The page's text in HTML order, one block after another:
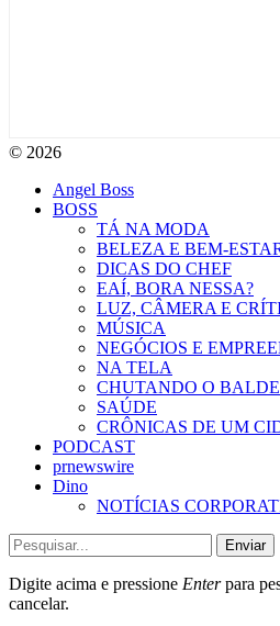
© 2026
Angel Boss
BOSS
TÁ NA MODA
BELEZA E BEM-
DICAS DO CHEF
EAÍ, BORA NESSA?
LUZ, CÂMERA E
MÚSICA
NEGÓCIOS E
NA TELA
CHUTANDO O BALDE
SAÚDE
CRÔNICAS DE UM
PODCAST
prnewswire
Dino
NOTÍCIAS
Enviar
Digite acima e pressione Enterpara
cancelar.